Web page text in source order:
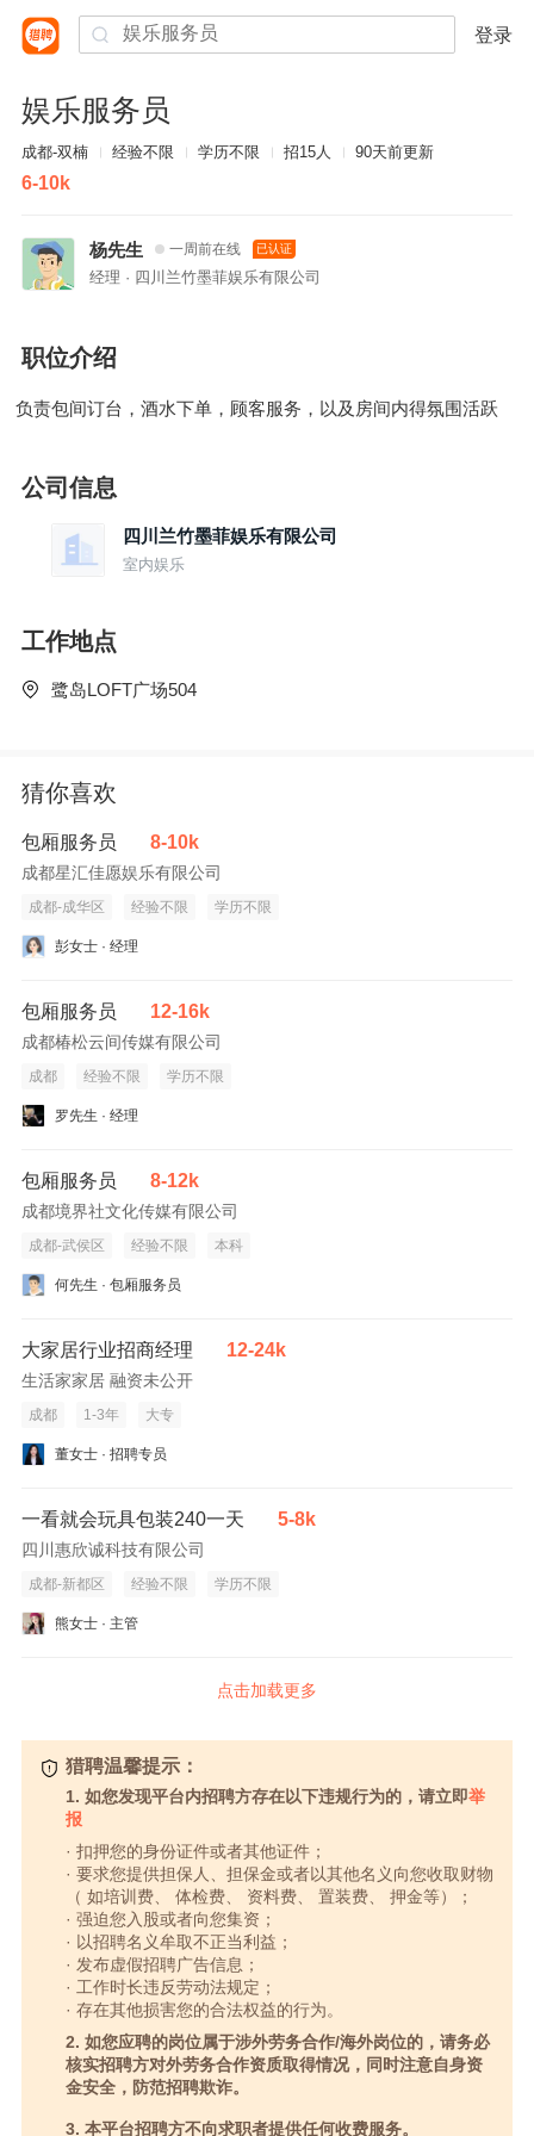
登录
娱乐服务员
成都-双楠 经验不限 学历不限 招15人 90天前更新
6-10k
杨先生 一周前在线 已认证
经理 · 四川兰竹墨菲娱乐有限公司
职位介绍
负责包间订台，酒水下单，顾客服务，以及房间内得氛围活跃
公司信息
四川兰竹墨菲娱乐有限公司
室内娱乐
工作地点
鹭岛LOFT广场504
猜你喜欢
包厢服务员 8-10k
成都星汇佳愿娱乐有限公司
成都-成华区 经验不限 学历不限
彭女士 · 经理
包厢服务员 12-16k
成都椿松云间传媒有限公司
成都 经验不限 学历不限
罗先生 · 经理
包厢服务员 8-12k
成都境界社文化传媒有限公司
成都-武侯区 经验不限 本科
何先生 · 包厢服务员
大家居行业招商经理 12-24k
生活家家居 融资未公开
成都 1-3年 大专
董女士 · 招聘专员
一看就会玩具包装240一天 5-8k
四川惠欣诚科技有限公司
成都-新都区 经验不限 学历不限
熊女士 · 主管
点击加载更多
猎聘温馨提示：
1. 如您发现平台内招聘方存在以下违规行为的，请立即举
报
· 扣押您的身份证件或者其他证件；
· 要求您提供担保人、担保金或者以其他名义向您收取财物
（ 如培训费、 体检费、 资料费、 置装费、 押金等）；
· 强迫您入股或者向您集资；
· 以招聘名义牟取不正当利益；
· 发布虚假招聘广告信息；
· 工作时长违反劳动法规定；
· 存在其他损害您的合法权益的行为。
2. 如您应聘的岗位属于涉外劳务合作/海外岗位的，请务必
核实招聘方对外劳务合作资质取得情况，同时注意自身资
金安全，防范招聘欺诈。
3. 本平台招聘方不向求职者提供任何收费服务。